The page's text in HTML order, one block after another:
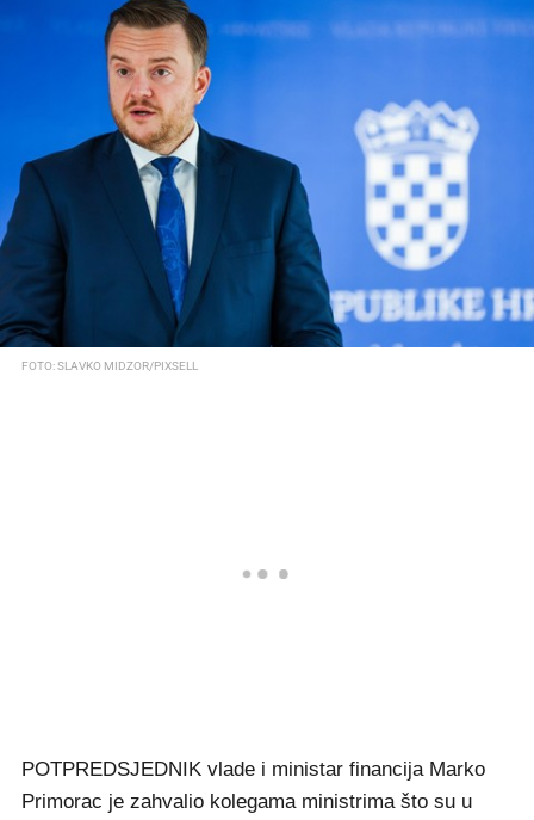
FOTO: SLAVKO MIDZOR/PIXSELL
POTPREDSJEDNIK vlade i ministar financija Marko
Primorac je zahvalio kolegama ministrima što su u